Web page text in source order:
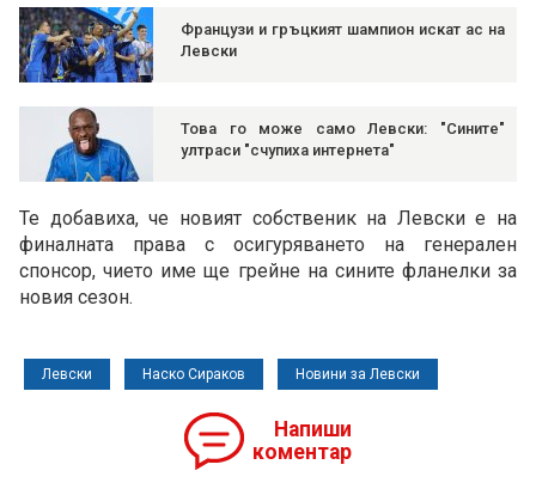
Французи и гръцкият шампион искат ас на
Левски
Това го може само Левски: "Сините"
ултраси "счупиха интернета"
Те добавиха, че новият собственик на Левски е на
финалната права с осигуряването на генерален
спонсор, чието име ще грейне на сините фланелки за
новия сезон.
Левски Наско Сираков Новини за Левски
Напиши
коментар